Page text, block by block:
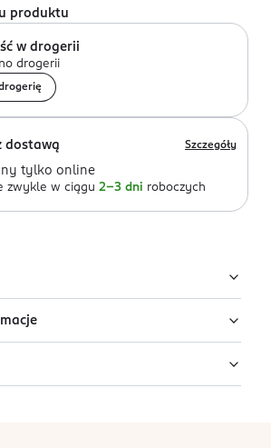
produktu
w drogerii
drogerii
dostawą Szczegóły
tylko online
zwykle w ciągu 2-3 dni roboczych
do włosów Manta,
I STOSOWANIE
szczotkę w dłoniach, im dłużej